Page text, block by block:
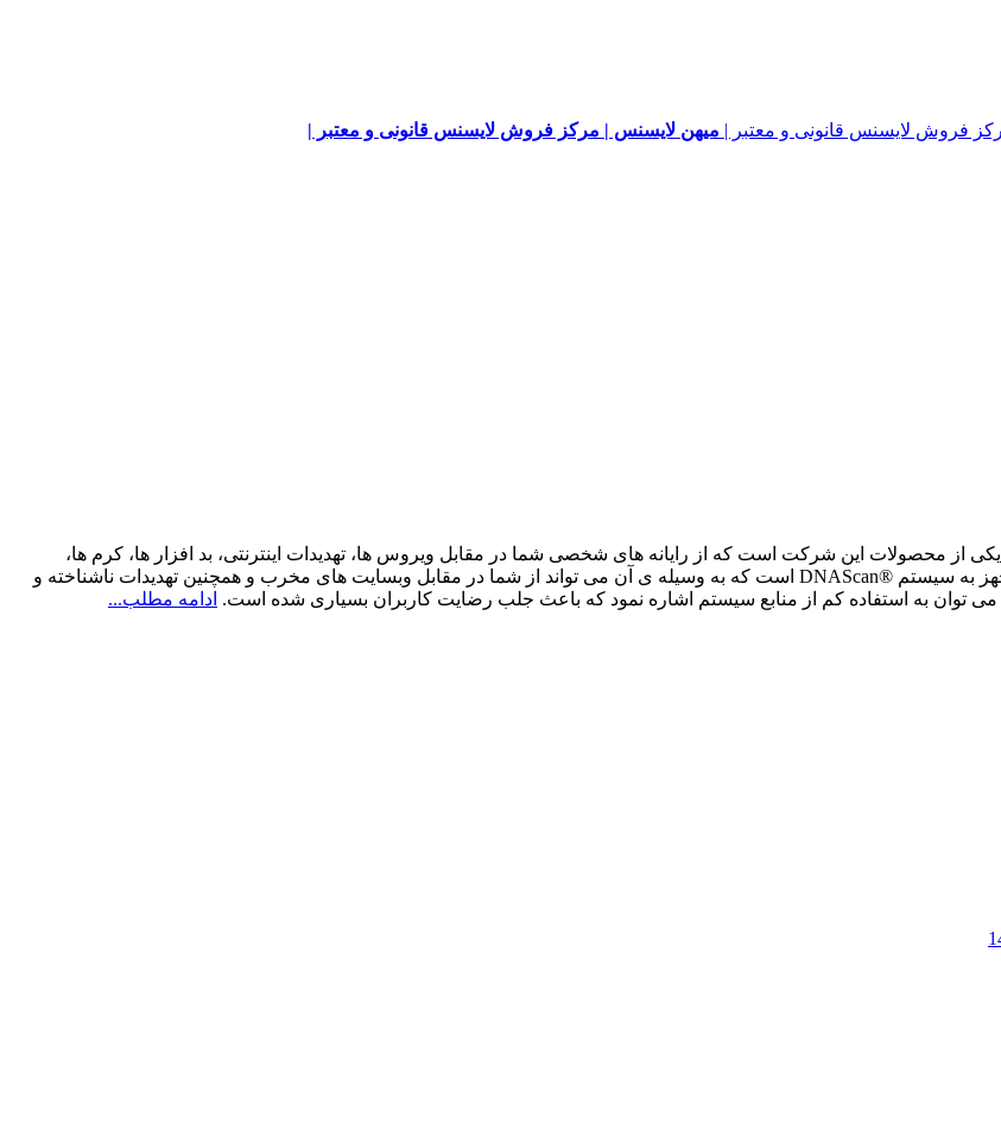
میهن لایسنس | مرکز فروش لایسنس قانونی و معتبر |
Quick Heal Total Security for Mac یکی از محصولات این شرکت است که از رایانه های شخصی شما در مقابل ویروس ها، تهدیدات اینترنتی، بد افزار ها، کرم ها،
تروجان ها و هرزنامه محافظت می کند. همچنین این محصول امنیتی مجهز به سیستم ®DNAScan است که به وسیله ی آن می تواند از شما در مقابل وبسایت های مخرب و همچنین تهدیدات ناشناخته و
توان به استفاده کم از منابع سیستم اشاره نمود که باعث جلب رضایت کاربران بسیاری شده است. ادامه مطلب...